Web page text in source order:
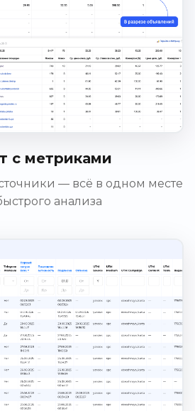
с метриками
— всё в одном месте
анализа